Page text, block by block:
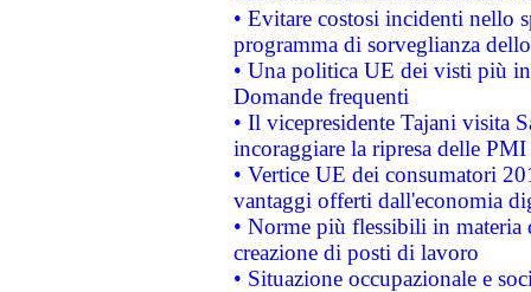
• Evitare costosi incidenti nello
programma di sorveglianza
• Una politica UE dei visti più
Domande frequenti
• Il vicepresidente Tajani visita
incoraggiare la ripresa delle
• Vertice UE dei consumatori
vantaggi offerti dall'economia
• Norme più flessibili in materia
creazione di posti di lavoro
• Situazione occupazionale e